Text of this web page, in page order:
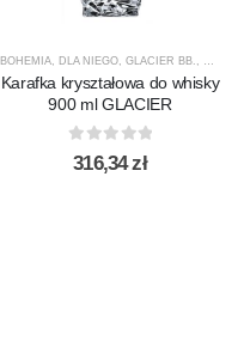
BOHEMIA DLA NIEGO GLACIER BB.
Karafka kryształowa do whisky
900 ml GLACIER
0out of 5
316,34zł